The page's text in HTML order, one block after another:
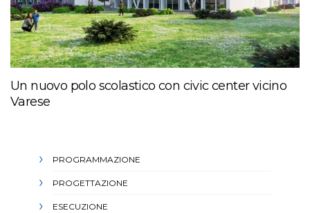
Un nuovo polo scolastico con civic center vicino
Varese
PROGRAMMAZIONE
PROGETTAZIONE
ESECUZIONE